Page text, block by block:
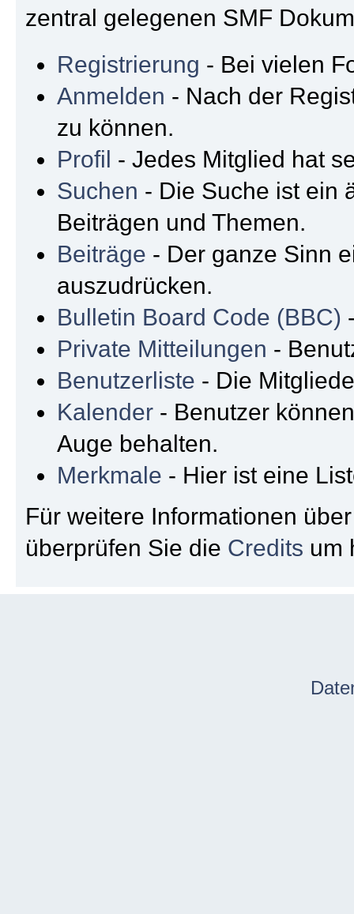
zentral gelegenen SMF
Registrierung - Bei vielen
Anmelden - Nach der
zu können.
Profil - Jedes Mitglied hat
Suchen - Die Suche ist ein
Beiträgen und Themen.
Beiträge - Der ganze Sinn
auszudrücken.
Bulletin Board Code (BBC)
Private Mitteilungen -
Benutzerliste - Die
Kalender - Benutzer
Auge behalten.
Merkmale - Hier ist eine
Für weitere Informationen
überprüfen Sie die Credits um